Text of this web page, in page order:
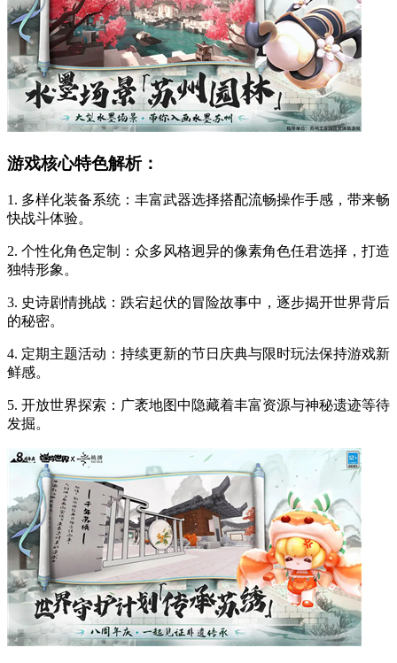
游戏核心特色解析：
1. 多样化装备系统：丰富武器选择搭配流畅操作手感，带来畅
快战斗体验。
2. 个性化角色定制：众多风格迥异的像素角色任君选择，打造
独特形象。
3. 史诗剧情挑战：跌宕起伏的冒险故事中，逐步揭开世界背后
的秘密。
4. 定期主题活动：持续更新的节日庆典与限时玩法保持游戏新
鲜感。
5. 开放世界探索：广袤地图中隐藏着丰富资源与神秘遗迹等待
发掘。